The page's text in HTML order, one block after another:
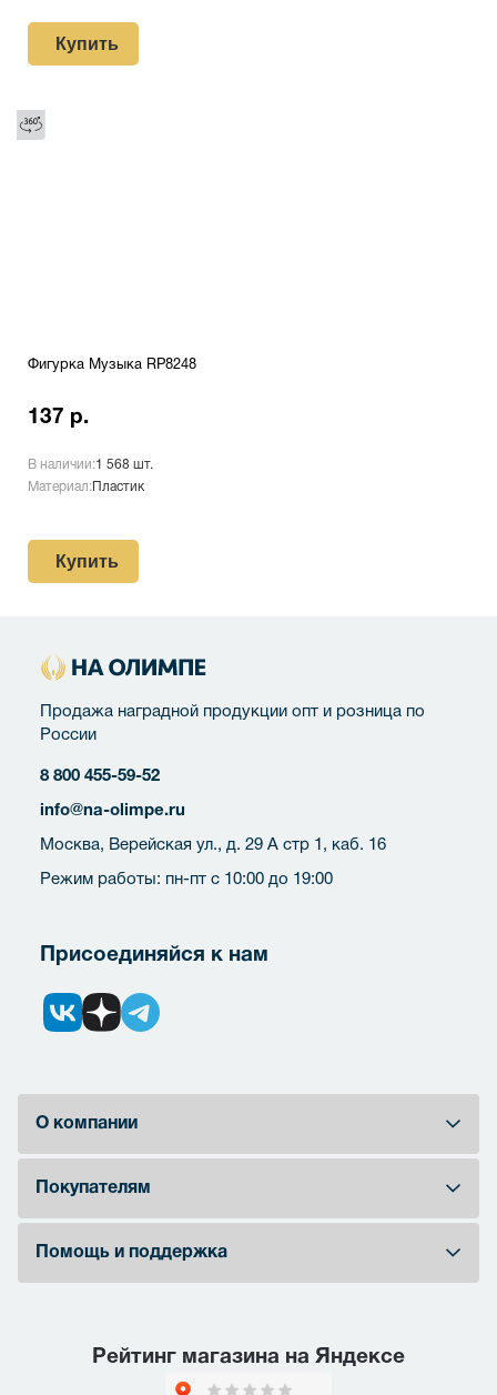
Купить
Фигурка Музыка RP8248
137 р.
В наличии:1 568 шт.
Материал: Пластик
Купить
Продажа наградной продукции опт и розница по
России
8 800 455-59-52
info@na-olimpe.ru
Москва, Верейская ул., д. 29 А стр 1, каб. 16
Режим работы: пн-пт с 10:00 до 19:00
Присоединяйся к нам
О компании
Покупателям
Помощь и поддержка
Рейтинг магазина на Яндексе